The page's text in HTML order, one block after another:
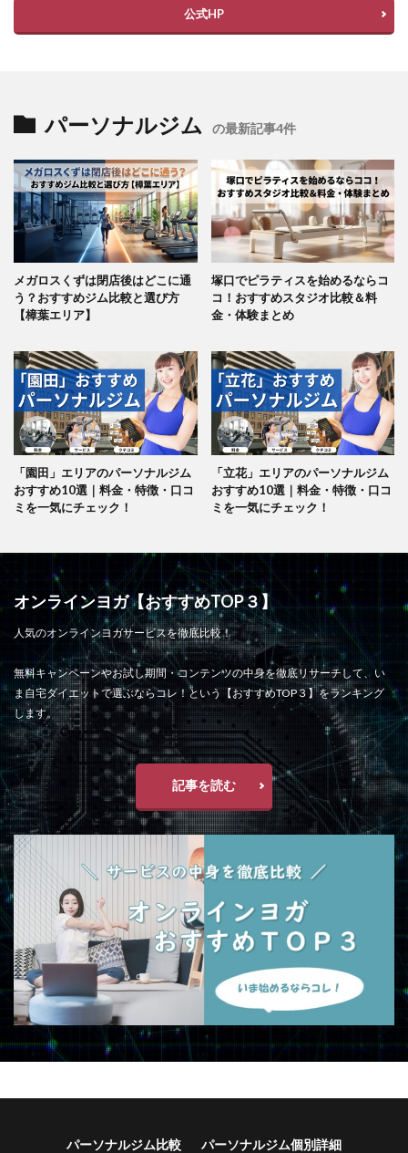
公式HP
パーソナルジム の最新記事4件
メガロスくずは閉店後はどこに通
う？おすすめジム比較と選び方
【樟葉エリア】
塚口でピラティスを始めるならコ
コ！おすすめスタジオ比較＆料
金・体験まとめ
「園田」エリアのパーソナルジム
おすすめ10選｜料金・特徴・口コ
ミを一気にチェック！
「立花」エリアのパーソナルジム
おすすめ10選｜料金・特徴・口コ
ミを一気にチェック！
オンラインヨガ【おすすめTOP３】
人気のオンラインヨガサービスを徹底比較！
無料キャンペーンやお試し期間・コンテンツの中身を徹底リサーチして、い
ま自宅ダイエットで選ぶならコレ！という【おすすめTOP３】をランキング
します。
記事を読む
パーソナルジム比較 パーソナルジム個別詳細